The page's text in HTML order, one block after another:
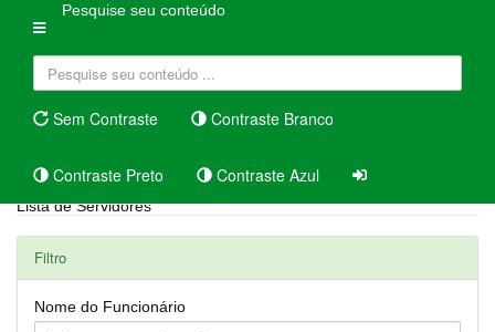
Pesquise seu conteúdo
Sem Contraste Contraste Branco
Contraste Preto Contraste Azul
Lista de Servidores
Filtro
Nome do Funcionário